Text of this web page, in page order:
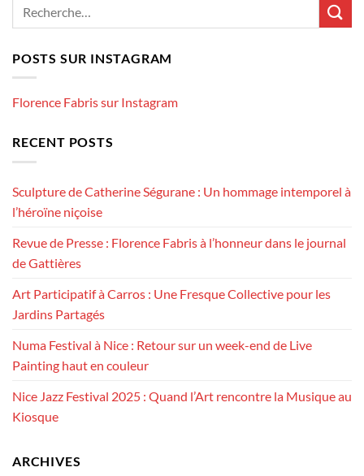
POSTS SUR INSTAGRAM
Florence Fabris sur Instagram
RECENT POSTS
Sculpture de Catherine Ségurane : Un hommage intemporel à
l’héroïne niçoise
Revue de Presse : Florence Fabris à l’honneur dans le journal
de Gattières
Art Participatif à Carros : Une Fresque Collective pour les
Jardins Partagés
Numa Festival à Nice : Retour sur un week-end de Live
Painting haut en couleur
Nice Jazz Festival 2025 : Quand l’Art rencontre la Musique au
Kiosque
ARCHIVES